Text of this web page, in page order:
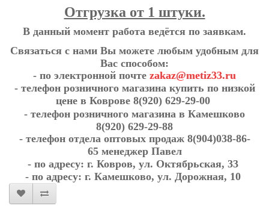
Отгрузка от 1 штуки.
В данный момент работа ведётся по заявкам.
Связаться с нами Вы можете любым удобным для
Вас способом:
- по электронной почте zakaz@metiz33.ru
- телефон розничного магазина купить по низкой
цене в Коврове 8(920) 629-29-00
- телефон розничного магазина в Камешково
8(920) 629-29-88
- телефон отдела оптовых продаж 8(904)038-86-
65менеджер Павел
- по адресу: г. Ковров, ул. Октябрьская, 33
- по адресу: г. Камешково, ул. Дорожная, 10